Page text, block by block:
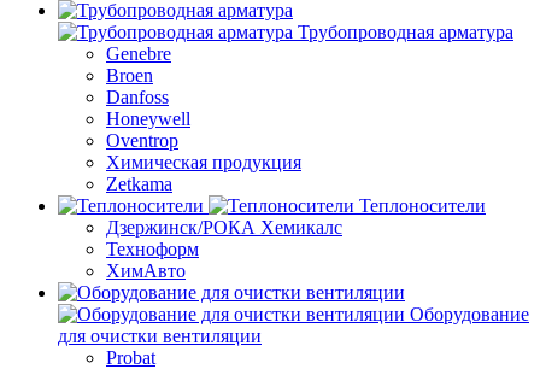
Трубопроводная арматура
Genebre
Broen
Danfoss
Honeywell
Oventrop
Химическая продукция
Zetkama
Теплоносители
Дзержинск/РОКА Хемикалс
Техноформ
ХимАвто
Оборудование
для очистки вентиляции
Probat